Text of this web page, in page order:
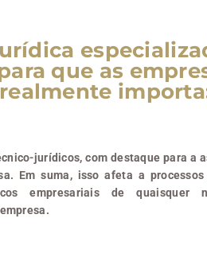
que as
jurídicos, com destaque para a
Em suma, isso afeta a
empresariais de quaisquer